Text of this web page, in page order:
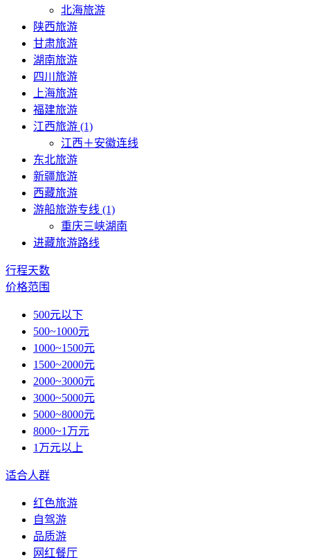
北海旅游
陕西旅游
甘肃旅游
湖南旅游
四川旅游
上海旅游
福建旅游
江西旅游 (1)
江西＋安徽连线
东北旅游
新疆旅游
西藏旅游
游船旅游专线 (1)
重庆三峡湖南
进藏旅游路线
行程天数
价格范围
500元以下
500~1000元
1000~1500元
1500~2000元
2000~3000元
3000~5000元
5000~8000元
8000~1万元
1万元以上
适合人群
红色旅游
自驾游
品质游
网红餐厅